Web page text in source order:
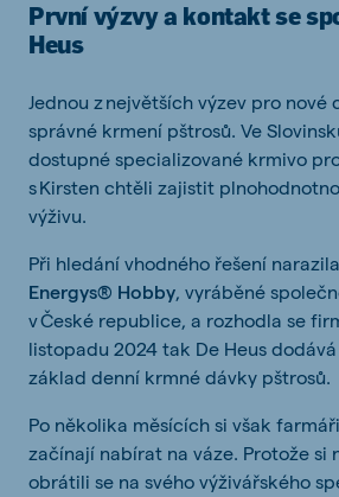
První výzvy a kontakt se
Heus
Jednou z největších výzev pro nové
správné krmení pštrosů. Ve
dostupné specializované krmivo
s Kirsten chtěli zajistit
výživu.
Při hledání vhodného řešení
Energys® Hobby, vyráběné
v České republice, a rozhodla se
listopadu 2024 tak De Heus
základ denní krmné dávky pštrosů.
Po několika měsících si však
začínají nabírat na váze. Protože si
obrátili se na svého výživářského